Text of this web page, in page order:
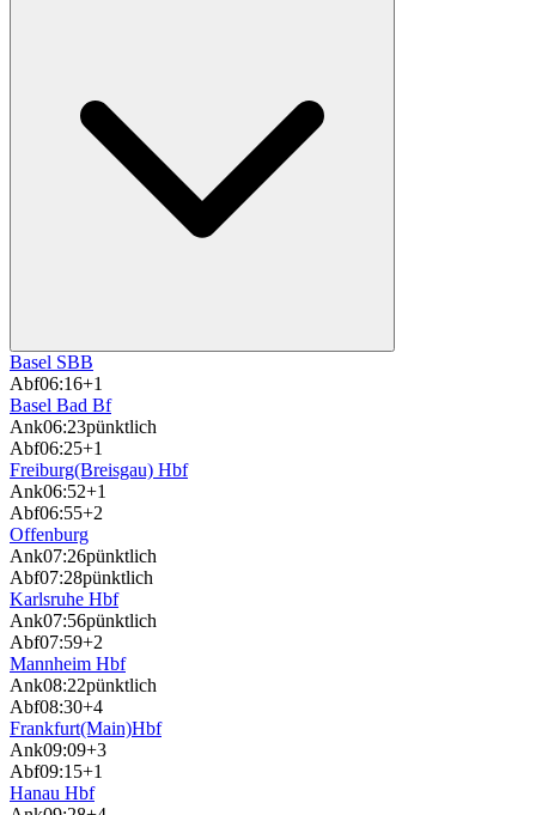
Basel SBB
Abf06:16+1
Basel Bad Bf
Ank06:23pünktlich
Abf06:25+1
Freiburg(Breisgau) Hbf
Ank06:52+1
Abf06:55+2
Offenburg
Ank07:26pünktlich
Abf07:28pünktlich
Karlsruhe Hbf
Ank07:56pünktlich
Abf07:59+2
Mannheim Hbf
Ank08:22pünktlich
Abf08:30+4
Frankfurt(Main)Hbf
Ank09:09+3
Abf09:15+1
Hanau Hbf